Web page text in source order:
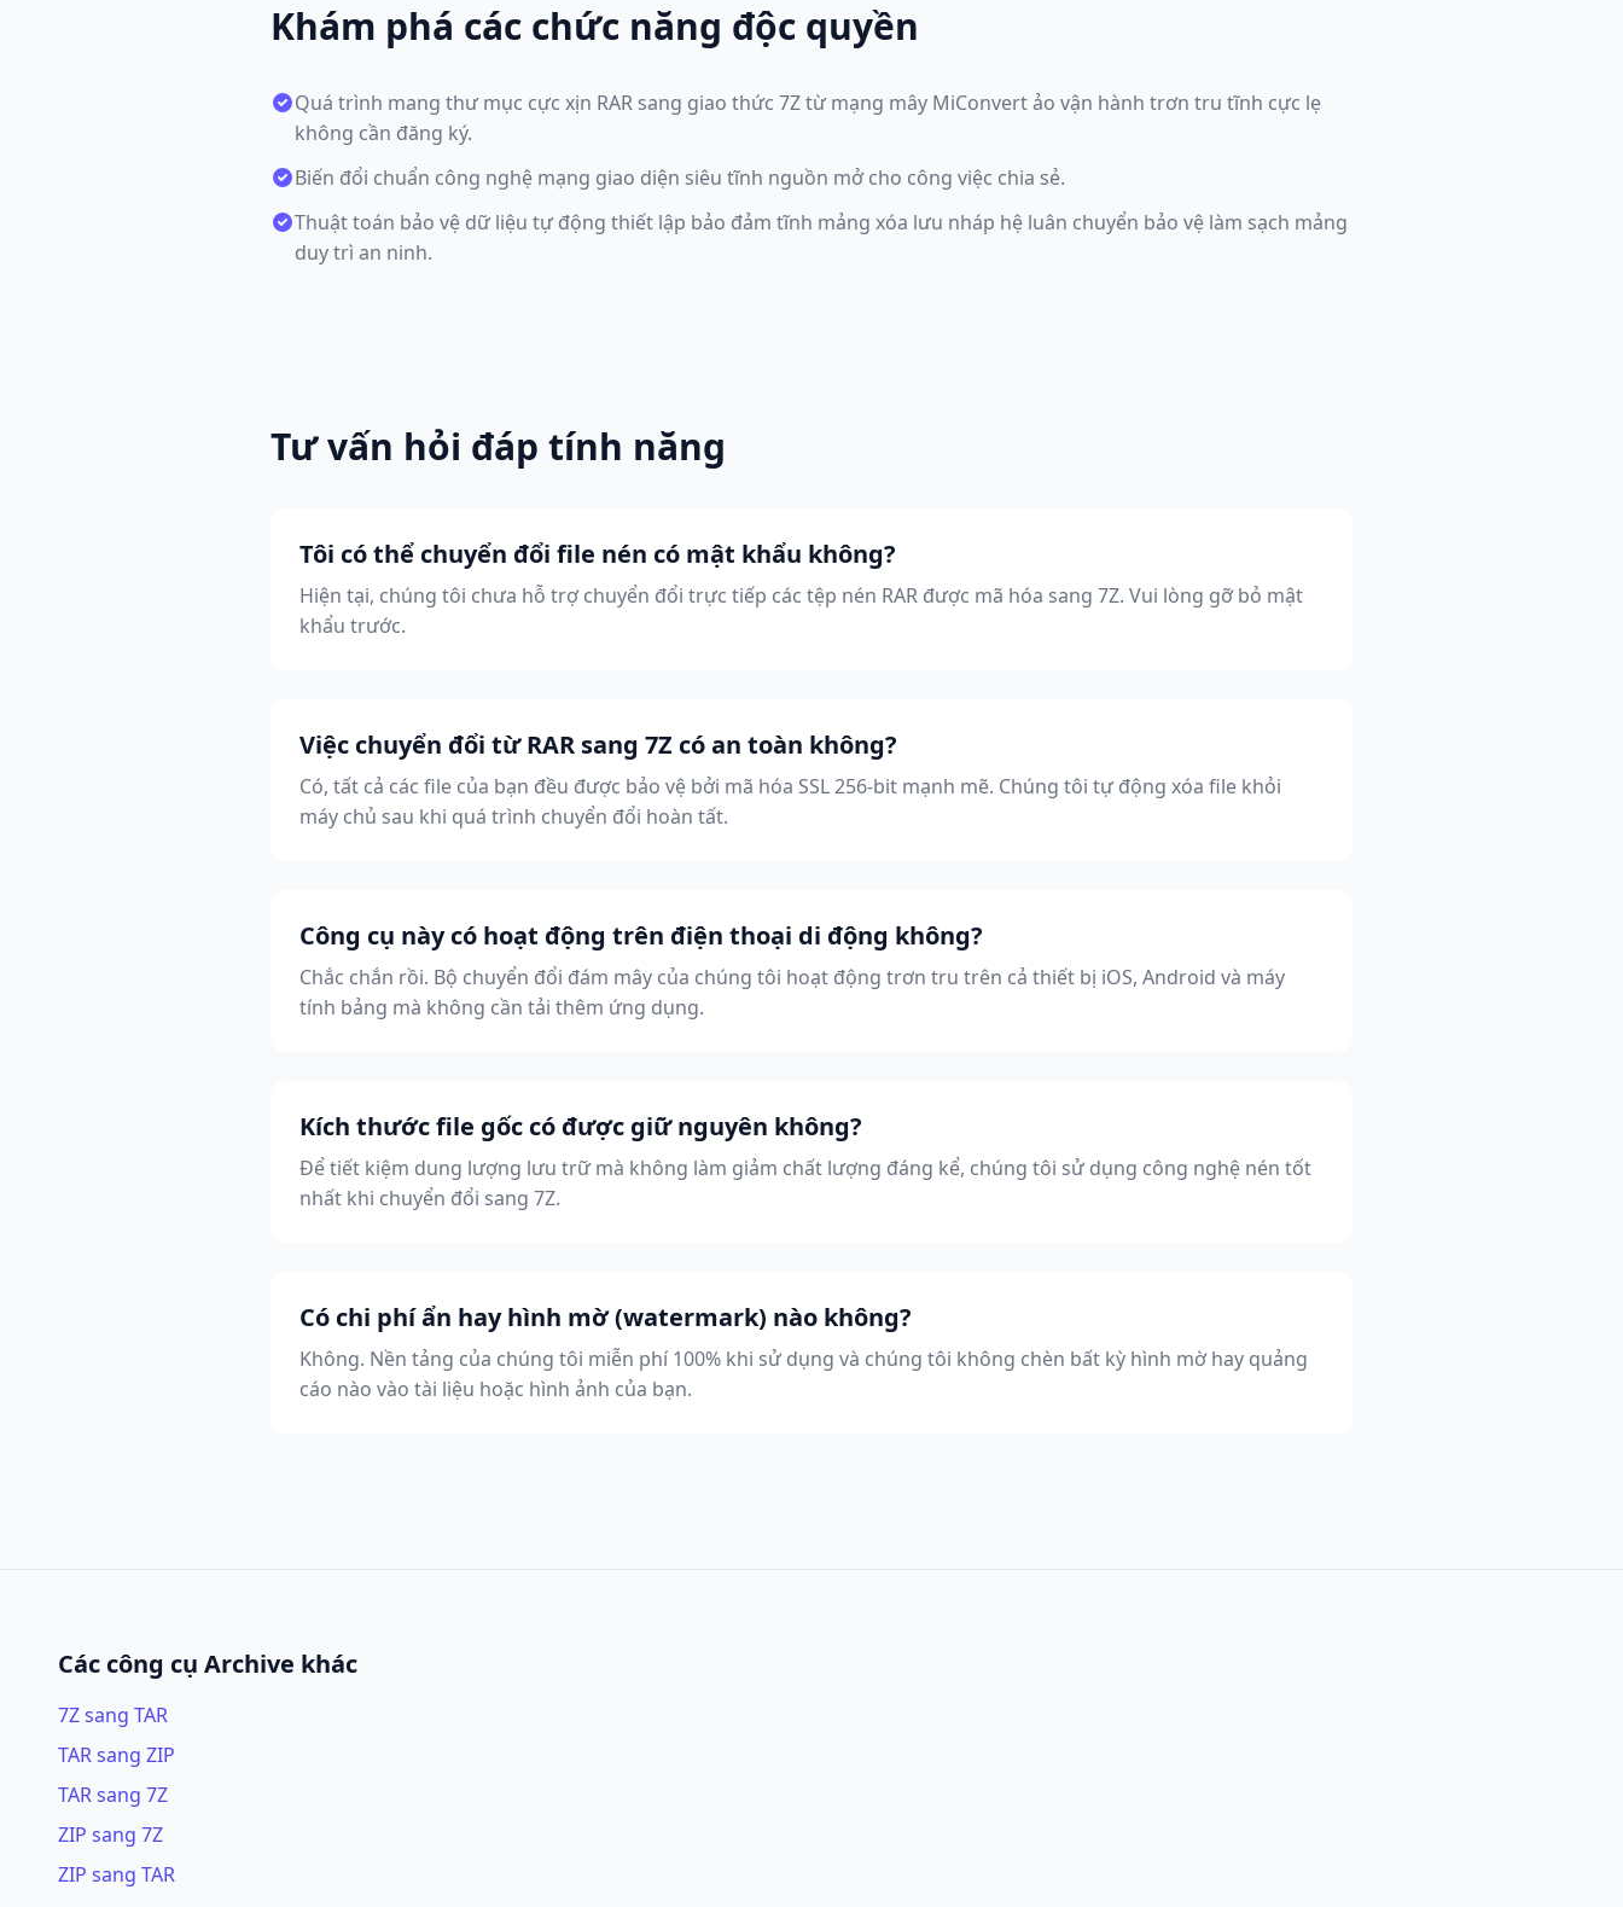
Khám phá các chức năng độc quyền
Quá trình mang thư mục cực xịn RAR sang giao thức 7Z từ mạng mây MiConvert ảo vận hành trơn tru tĩnh cực lẹ
không cần đăng ký.
Biến đổi chuẩn công nghệ mạng giao diện siêu tĩnh nguồn mở cho công việc chia sẻ.
Thuật toán bảo vệ dữ liệu tự động thiết lập bảo đảm tĩnh mảng xóa lưu nháp hệ luân chuyển bảo vệ làm sạch mảng
duy trì an ninh.
Tư vấn hỏi đáp tính năng
Tôi có thể chuyển đổi file nén có mật khẩu không?
Hiện tại, chúng tôi chưa hỗ trợ chuyển đổi trực tiếp các tệp nén RAR được mã hóa sang 7Z. Vui lòng gỡ bỏ mật
khẩu trước.
Việc chuyển đổi từ RAR sang 7Z có an toàn không?
Có, tất cả các file của bạn đều được bảo vệ bởi mã hóa SSL 256-bit mạnh mẽ. Chúng tôi tự động xóa file khỏi
máy chủ sau khi quá trình chuyển đổi hoàn tất.
Công cụ này có hoạt động trên điện thoại di động không?
Chắc chắn rồi. Bộ chuyển đổi đám mây của chúng tôi hoạt động trơn tru trên cả thiết bị iOS, Android và máy
tính bảng mà không cần tải thêm ứng dụng.
Kích thước file gốc có được giữ nguyên không?
Để tiết kiệm dung lượng lưu trữ mà không làm giảm chất lượng đáng kể, chúng tôi sử dụng công nghệ nén tốt
nhất khi chuyển đổi sang 7Z.
Có chi phí ẩn hay hình mờ (watermark) nào không?
Không. Nền tảng của chúng tôi miễn phí 100% khi sử dụng và chúng tôi không chèn bất kỳ hình mờ hay quảng
cáo nào vào tài liệu hoặc hình ảnh của bạn.
Các công cụ Archive khác
7Z sang TAR
TAR sang ZIP
TAR sang 7Z
ZIP sang 7Z
ZIP sang TAR